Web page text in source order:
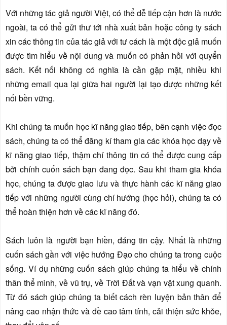
Với những tác giả người Việt, có thể dễ tiếp cận hơn là nước
ngoài, ta có thể gửi thư tới nhà xuất bản hoặc công ty sách
xin các thông tin của tác giả với tư cách là một độc giả muốn
được tìm hiểu về nội dung và muốn có phản hồi với quyển
sách. Kết nối không có nghĩa là cần gặp mặt, nhiều khi
những email qua lại giữa hai người lại tạo được những kết
nối bền vững.
Khi chúng ta muốn học kĩ năng giao tiếp, bên cạnh việc đọc
sách, chúng ta có thể đăng kí tham gia các khóa học dạy về
kĩ năng giao tiếp, thậm chí thông tin có thể được cung cấp
bởi chính cuốn sách bạn đang đọc. Sau khi tham gia khóa
học, chúng ta được giao lưu và thực hành các kĩ năng giao
tiếp với những người cùng chí hướng (học hỏi), chúng ta có
thể hoàn thiện hơn về các kĩ năng đó.
Sách luôn là người bạn hiền, đáng tin cậy. Nhất là những
cuốn sách gần với việc hướng Đạo cho chúng ta trong cuộc
sống. Ví dụ những cuốn sách giúp chúng ta hiểu về chính
thân thể mình, về vũ trụ, về Trời Đất và vạn vật xung quanh.
Từ đó sách giúp chúng ta biết cách rèn luyện bản thân để
nâng cao nhận thức và đề cao tâm tính, cải thiện sức khỏe,